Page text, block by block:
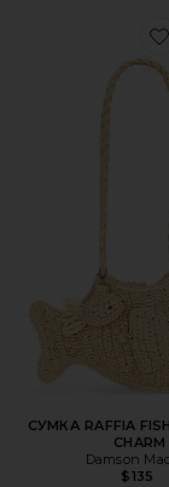
СУМКА RAFFIA
CHARM
Damson
$135